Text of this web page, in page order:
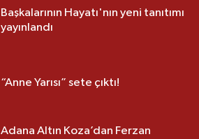
Başkalarının Hayatı'nın yeni tanıtımı
yayınlandı
“Anne Yarısı” sete çıktı!
Adana Altın Koza’dan Ferzan